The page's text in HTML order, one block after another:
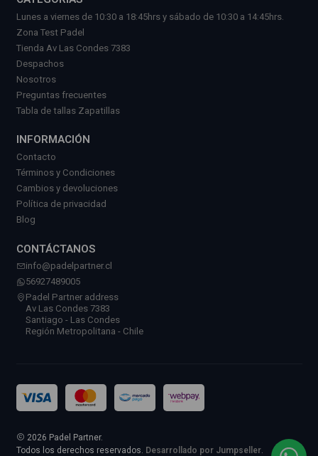
Lunes a viernes de 10:30 a 18:45hrs y sábado de 10:30 a 14:45hrs.
Zona Test Padel
Tienda Av Las Condes 7383
Despachos
Nosotros
Preguntas frecuentes
Tabla de tallas Zapatillas
INFORMACIÓN
Contacto
Términos y Condiciones
Cambios y devoluciones
Política de privacidad
Blog
CONTÁCTANOS
info@padelpartner.cl
56927489005
Padel Partner address
Av Las Condes 7383
Santiago - Las Condes
Región Metropolitana - Chile
2026 Padel Partner.
Todos los derechos reservados. Desarrollado por Jumpseller.